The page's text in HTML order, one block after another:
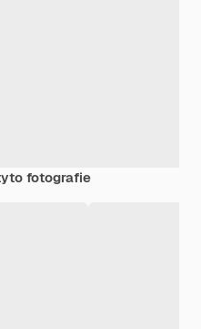
fotografie